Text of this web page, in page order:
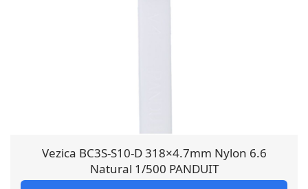
Vezica BC3S-S10-D 318×4.7mm Nylon 6.6
Natural 1/500 PANDUIT